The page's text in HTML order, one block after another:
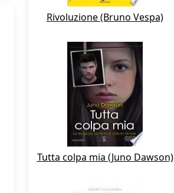
Rivoluzione (Bruno Vespa)
Tutta colpa mia (Juno Dawson)